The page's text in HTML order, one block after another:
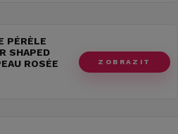
PÉRÈLE
SHAPED
ROSÉE
ZOBRAZIT